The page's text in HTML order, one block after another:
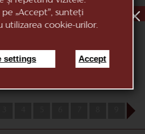
„Accept”, sunteți
utilizarea cookie-urilor.
settings Accept
Republican al Vocaliştilor
mare)
10